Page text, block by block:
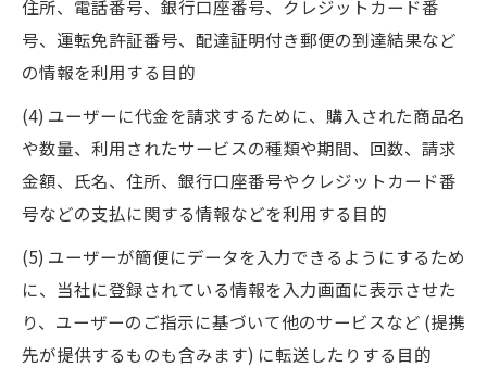
住所、電話番号、銀行口座番号、クレジットカード番
号、運転免許証番号、配達証明付き郵便の到達結果など
の情報を利用する目的
(4) ユーザーに代金を請求するために、購入された商品名
や数量、利用されたサービスの種類や期間、回数、請求
金額、氏名、住所、銀行口座番号やクレジットカード番
号などの支払に関する情報などを利用する目的
(5) ユーザーが簡便にデータを入力できるようにするため
に、当社に登録されている情報を入力画面に表示させた
り、ユーザーのご指示に基づいて他のサービスなど (提携
先が提供するものも含みます) に転送したりする目的